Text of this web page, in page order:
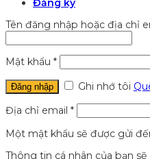
Đăng ký
Tên đăng nhập hoặc địa chỉ
Mật khẩu *
Đăng nhập Ghi nhớ tôi
Địa chỉ email *
Một mật khẩu sẽ được gửi
Thông tin cá nhân của bạn